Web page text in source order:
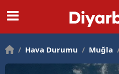
/ Hava Durumu / Muğla